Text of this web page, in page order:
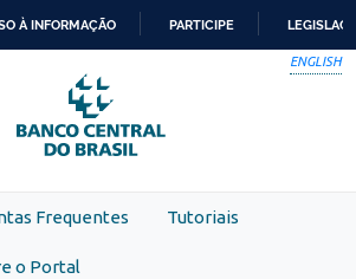
PARA
O
CONTEÚDO
À INFORMAÇÃO PARTICIPE
ENGLISH
Frequentes Tutoriais
o Portal